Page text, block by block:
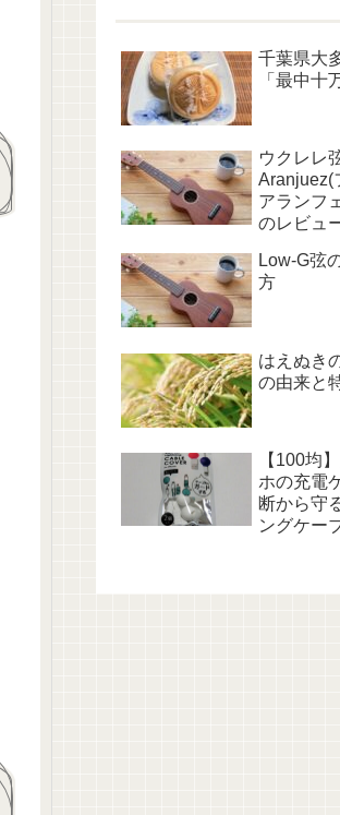
千葉県大
「最中十
ウクレレ
Aranjuez(
アランフ
のレビュ
Low-G弦
方
はえぬき
の由来と
【100均
ホの充電
断から守
ングケー